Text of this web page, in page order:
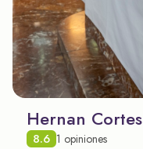
Hernan Cortes
8.6 1 opiniones